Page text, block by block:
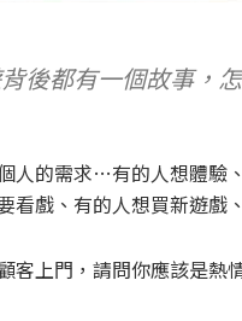
後都有一個故事，
人的需求…有的人想體驗
看戲、有的人想買新遊戲
客上門，請問你應該是熱